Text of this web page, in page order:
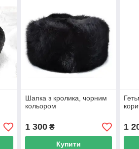
Шапка з кролика, чорним
кольором
1 300₴
Купити
1